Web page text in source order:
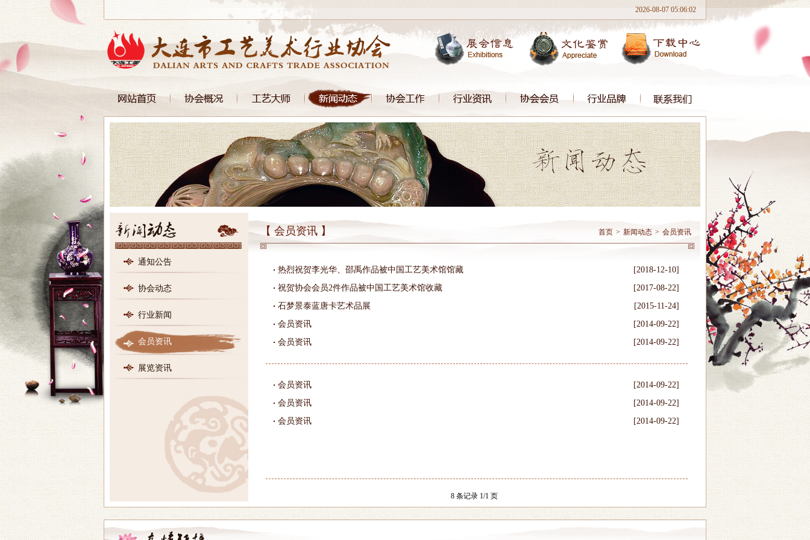
2026-08-07 05:06:02
通知公告
协会动态
行业新闻
会员资讯
展览资讯
首页 > 新闻动态 > 会员资讯
【 会员资讯 】
[2018-12-10]
热烈祝贺李光华、邵禹作品被中国工艺美术馆馆藏
[2017-08-22]
祝贺协会会员2件作品被中国工艺美术馆收藏
[2015-11-24]
石梦景泰蓝唐卡艺术品展
[2014-09-22]
会员资讯
[2014-09-22]
会员资讯
[2014-09-22]
会员资讯
[2014-09-22]
会员资讯
[2014-09-22]
会员资讯
8 条记录 1/1 页